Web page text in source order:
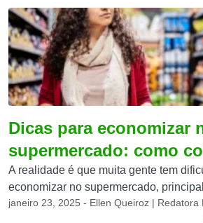
Dicas para economizar
supermercado: como
A realidade é que muita gente tem
economizar no supermercado,
janeiro 23, 2025 - Ellen Queiroz | Redatora